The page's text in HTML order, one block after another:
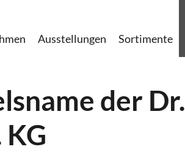
Ausstellungen Sortimente
der Dr.